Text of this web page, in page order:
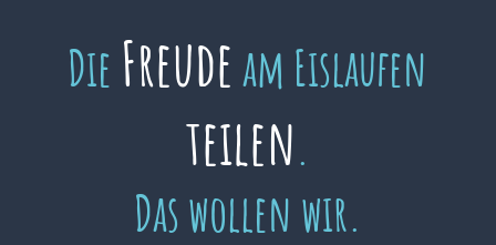
Die Freudeam Eislaufen
teilen.
Das wollen wir.